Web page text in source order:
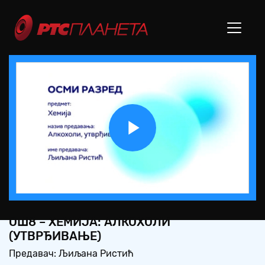
Play
Video
ОШ8 – ХЕМИЈА: АЛКОХОЛИ
(УТВРЂИВАЊЕ)
Предавач: Љиљана Ристић